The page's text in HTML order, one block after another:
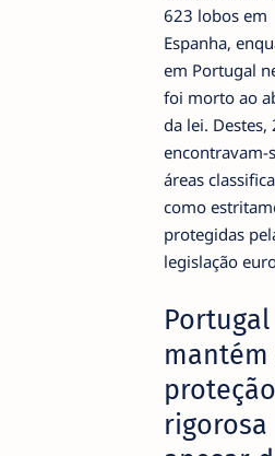
623 lobos em
Espanha,
em Portugal
foi morto ao
da lei. Destes,
encontravam-
áreas
como
protegidas
legislação
Portugal
mantém
proteção
rigorosa